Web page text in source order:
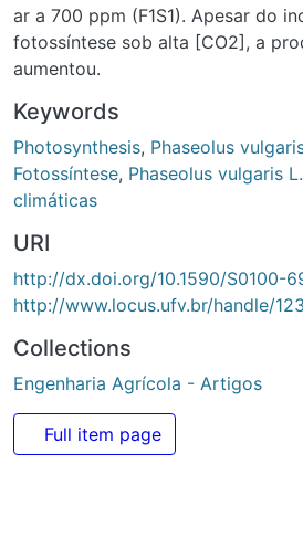
Photosynthesis,Phaseolus vulgaris L.
Fotossíntese, Phaseolus vulgaris L.,
URI
http://dx.doi.org/10.1590/S0100-
http://www.locus.ufv.br/handle/
Collections
Full item page